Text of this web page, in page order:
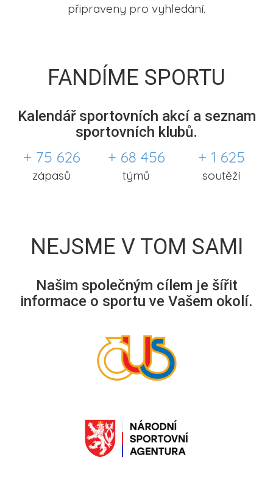
připraveny pro vyhledání.
FANDÍME SPORTU
Kalendář sportovních akcí a seznam
sportovních klubů.
+ 75 626
zápasů
+ 68 456
týmů
+ 1 625
soutěží
NEJSME V TOM SAMI
Našim společným cílem je šířit
informace o sportu ve Vašem okolí.